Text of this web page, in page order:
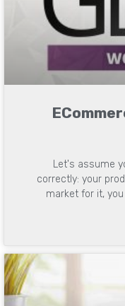
5
Let's assume
correctly: your
market for it,